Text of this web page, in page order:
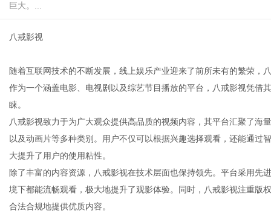
巨大。...
八戒影视
随着互联网技术的不断发展，线上娱乐产业迎来了前所未有的繁荣，
作为一个涵盖电影、电视剧以及综艺节目播放的平台，八戒影视凭借
睐。
八戒影视致力于为广大观众提供高品质的视频内容，其平台汇聚了海
以及动画片等多种类别。用户不仅可以根据兴趣选择观看，还能通过
大提升了用户的使用粘性。
除了丰富的内容资源，八戒影视在技术层面也保持领先。平台采用先
境下都能流畅观看，极大地提升了观影体验。同时，八戒影视注重版
合法合规地提供优质内容。